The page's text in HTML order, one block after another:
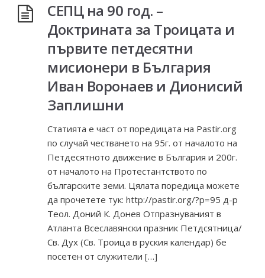
СЕПЦ на 90 год. –
Доктрината за Троицата и
първите петдесятни
мисионери в България
Иван Воронаев и Дионисий
Заплишни
Статията е част от поредицата на Pastir.org
по случай честването на 95г. от началото на
Петдесятното движение в България и 200г.
от началото на Протестантството по
българските земи. Цялата поредица можете
да прочетете тук: http://pastir.org/?p=95 д-р
Теол. Доний К. Донев Отпразнуваният в
Атланта Всеславянски празник Петдсятница/
Св. Дух (Св. Троица в руския календар) бе
посетен от служители […]